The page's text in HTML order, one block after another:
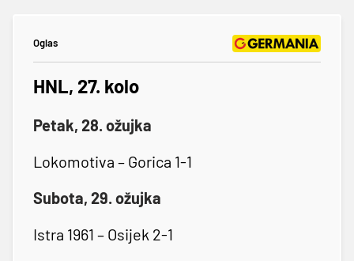
Oglas
HNL, 27. kolo
Petak, 28. ožujka
Lokomotiva – Gorica 1-1
Subota, 29. ožujka
Istra 1961 – Osijek 2-1